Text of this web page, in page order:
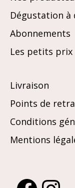
Dégustation à
Abonnements
Les petits prix
Livraison
Points de
Conditions
Mentions
FacebookInstagram